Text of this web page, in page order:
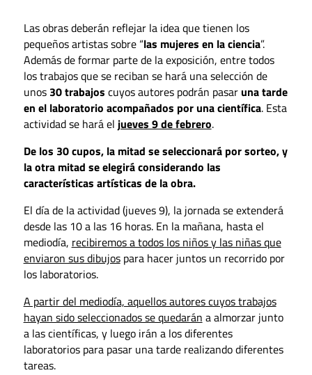
Las obras deberán reflejar la idea que tienen los
pequeños artistas sobre “las mujeres en la ciencia”.
Además de formar parte de la exposición, entre todos
los trabajos que se reciban se hará una selección de
unos30 trabajos cuyos autores podrán pasaruna tarde
en el laboratorio acompañados por una científica. Esta
actividad se hará el jueves 9 de febrero.
De los 30 cupos, la mitad se seleccionará por sorteo, y
la otra mitad se elegirá considerando las
características artísticas de la obra.
El día de la actividad (jueves 9), la jornada se extenderá
desde las 10 a las 16 horas. En la mañana, hasta el
mediodía, recibiremos a todos los niños y las niñas que
enviaron sus dibujospara hacer juntos un recorrido por
los laboratorios.
A partir del mediodía, aquellos autores cuyos trabajos
hayan sido seleccionados se quedarán a almorzar junto
a las científicas, y luego irán a los diferentes
laboratorios para pasar una tarde realizando diferentes
tareas.